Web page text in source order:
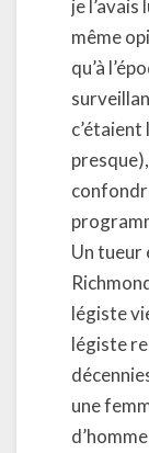
je l’avais
même
qu’à
Un tueur
légiste
légiste
une